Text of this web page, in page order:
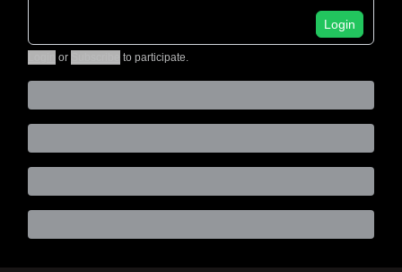
Login
or to participate.